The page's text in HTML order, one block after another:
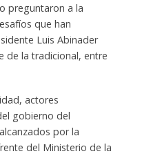
preguntaron a la
que han
Luis Abinader
de la tradicional, entre
actores
gobierno del
por la
del Ministerio de la